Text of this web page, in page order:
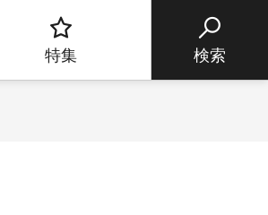
特集 検索